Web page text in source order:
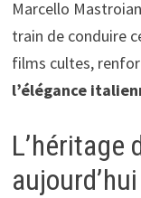
Marcello
train de conduire
films cultes,
l’élégance
L’héritage
aujourd’hui